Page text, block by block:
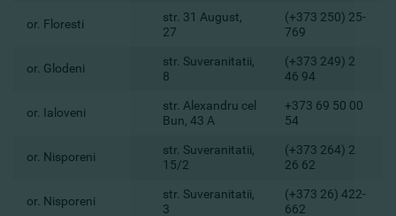
or. Floresti
str. 31 August,
27
(+373 250) 25-
769
or. Glodeni
str. Suveranitatii,
8
(+373 249) 2
46 94
or. Ialoveni
str. Alexandru cel
Bun, 43 A
+373 69 50 00
54
or. Nisporeni
str. Suveranitatii,
15/2
(+373 264) 2
26 62
or. Nisporeni
str. Suveranitatii,
3
(+373 26) 422-
662